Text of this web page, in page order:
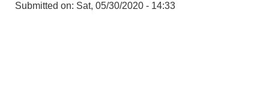
Submitted on: Sat, 05/30/2020 - 14:33